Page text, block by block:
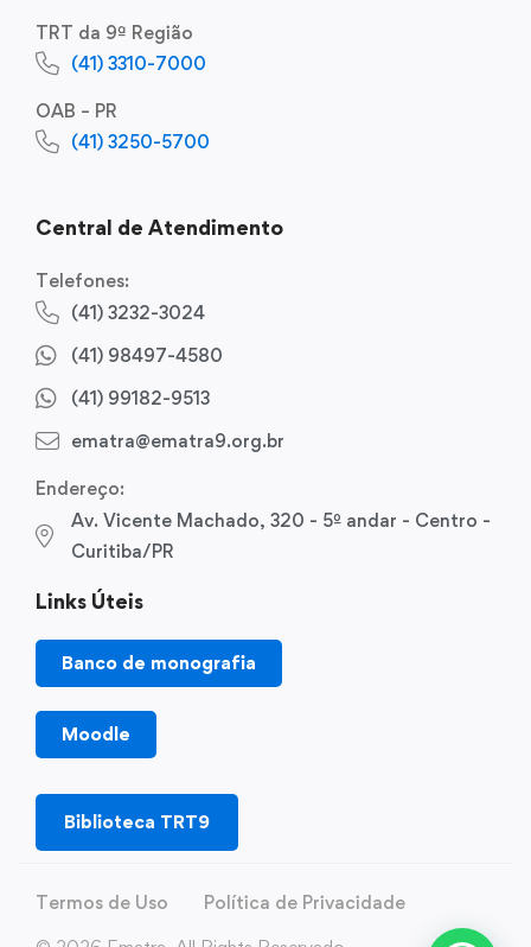
TRT da 9ª Região
(41) 3310-7000
OAB – PR
(41) 3250-5700
Central de Atendimento
Telefones:
(41) 3232-3024
(41) 98497-4580
(41) 99182-9513
ematra@ematra9.org.br
Endereço:
Av. Vicente Machado, 320 - 5º andar - Centro -
Curitiba/PR
Links Úteis
Banco de monografia
Moodle
Biblioteca TRT9
Termos de Uso
Política de Privacidade